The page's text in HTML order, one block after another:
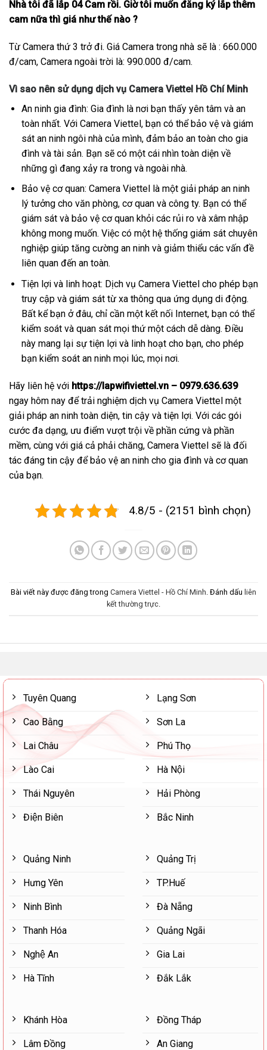
Nhà tôi đã lắp 04 Cam rồi. Giờ tôi muốn đăng ký lắp thêm
cam nữa thì giá như thế nào ?
Từ Camera thứ 3 trở đi. Giá Camera trong nhà sẽ là : 660.000
đ/cam, Camera ngoài trời là: 990.000 đ/cam.
Vì sao nên sử dụng dịch vụ Camera Viettel Hồ Chí Minh
An ninh gia đình: Gia đình là nơi bạn thấy yên tâm và an
toàn nhất. Với Camera Viettel, bạn có thể bảo vệ và giám
sát an ninh ngôi nhà của mình, đảm bảo an toàn cho gia
đình và tài sản. Bạn sẽ có một cái nhìn toàn diện về
những gì đang xảy ra trong và ngoài nhà.
Bảo vệ cơ quan: Camera Viettel là một giải pháp an ninh
lý tưởng cho văn phòng, cơ quan và công ty. Bạn có thể
giám sát và bảo vệ cơ quan khỏi các rủi ro và xâm nhập
không mong muốn. Việc có một hệ thống giám sát chuyên
nghiệp giúp tăng cường an ninh và giảm thiểu các vấn đề
liên quan đến an toàn.
Tiện lợi và linh hoạt: Dịch vụ Camera Viettel cho phép bạn
truy cập và giám sát từ xa thông qua ứng dụng di động.
Bất kể bạn ở đâu, chỉ cần một kết nối Internet, bạn có thể
kiểm soát và quan sát mọi thứ một cách dễ dàng. Điều
này mang lại sự tiện lợi và linh hoạt cho bạn, cho phép
bạn kiểm soát an ninh mọi lúc, mọi nơi.
Hãy liên hệ với https://lapwifiviettel.vn – 0979.636.639
ngay hôm nay để trải nghiệm dịch vụ Camera Viettel một
giải pháp an ninh toàn diện, tin cậy và tiện lợi. Với các gói
cước đa dạng, ưu điểm vượt trội về phần cứng và phần
mềm, cùng với giá cả phải chăng, Camera Viettel sẽ là đối
tác đáng tin cậy để bảo vệ an ninh cho gia đình và cơ quan
của bạn.
4.8/5 - (2151 bình chọn)
Bài viết này được đăng trong Camera Viettel - Hồ Chí Minh. Đánh dấu liên
kết thường trực.
Tuyên Quang
Cao Bằng
Lai Châu
Lào Cai
Thái Nguyên
Điện Biên
Lạng Sơn
Sơn La
Phú Thọ
Hà Nội
Hải Phòng
Bắc Ninh
Quảng Ninh
Hưng Yên
Ninh Bình
Thanh Hóa
Nghệ An
Hà Tĩnh
Quảng Trị
TP.Huế
Đà Nẵng
Quảng Ngãi
Gia Lai
Đắk Lắk
Khánh Hòa
Lâm Đồng
Đồng Tháp
An Giang